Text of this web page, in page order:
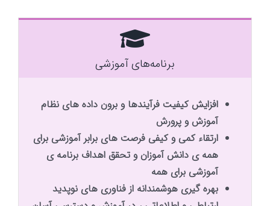
برنامه‌های آموزشی
افزایش کیفیت فرآیندها و برون داده های نظام
آموزش و پرورش
ارتقاء کمی و کیفی فرصت های برابر آموزشی برای
همه ی دانش آموزان و تحقق اهداف برنامه ی
آموزشی برای همه
بهره گیری هوشمندانه از فناوری های نوپدید